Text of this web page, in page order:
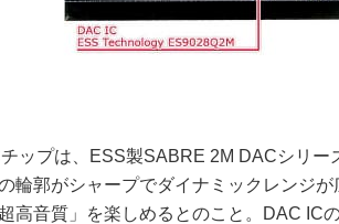
ップは、ESS製SABRE 2M DACシリー
の輪郭がシャープでダイナミックレンジ
高音質」を楽しめるとのこと。DAC IC